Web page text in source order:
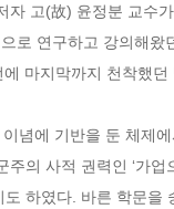
고(故) 윤정분 교수
로 연구하고 강의해
마지막까지 천착했
념에 기반을 둔 체제
의 사적 권력인 ‘가
하였다. 바른 학문